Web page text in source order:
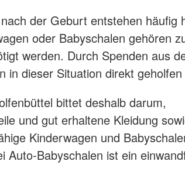
der Geburt entstehen häufig
oder Babyschalen gehören
werden. Durch Spenden aus
in dieser Situation direkt
bittet deshalb darum,
und gut erhaltene Kleidung
Kinderwagen und
Auto-Babyschalen ist ein